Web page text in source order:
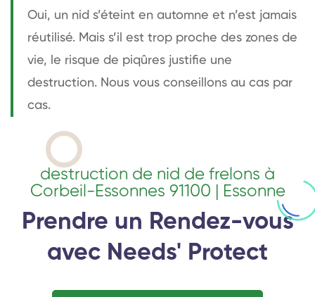
Oui, un nid s’éteint en automne et n’est jamais
réutilisé. Mais s’il est trop proche des zones de
vie, le risque de piqûres justifie une
destruction. Nous vous conseillons au cas par
cas.
destruction de nid de frelons à
Corbeil-Essonnes 91100 | Essonne
Prendre un Rendez-vous
avec Needs' Protect